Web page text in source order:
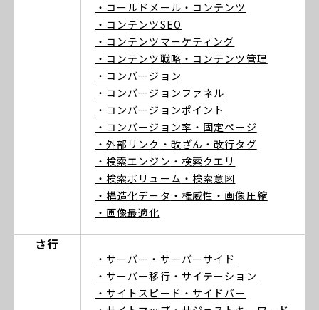
・コールドメール ・コンテンツ
・コンテンツSEO
・コンテンツマーケティング
・コンテンツ戦略 ・コンテンツ管理
・コンバージョン
・コンバージョンファネル
・コンバージョンポイント
・コンバージョン率 ・固定ページ
・外部リンク ・改ざん ・改行タグ
・検索エンジン ・検索クエリ
・検索ボリューム ・検索意図
・構造化データ ・権威性 ・画像圧縮
・画像最適化
さ行
・サーバー ・サーバーサイド
・サーバー移行 ・サイテーション
・サイトスピード ・サイドバー